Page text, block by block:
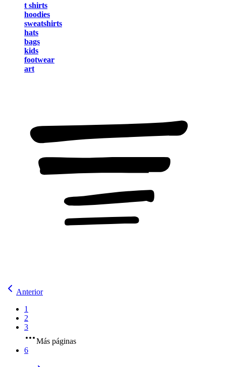
t shirts
hoodies
sweatshirts
hats
bags
kids
footwear
art
Anterior
1
2
3
Más páginas
6